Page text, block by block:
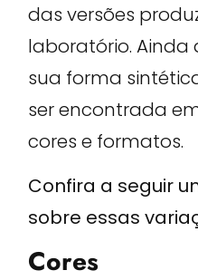
das versões
laboratório. Ainda
sua forma
ser encontrada
cores e formatos.
Confira a seguir
sobre essas
Cores